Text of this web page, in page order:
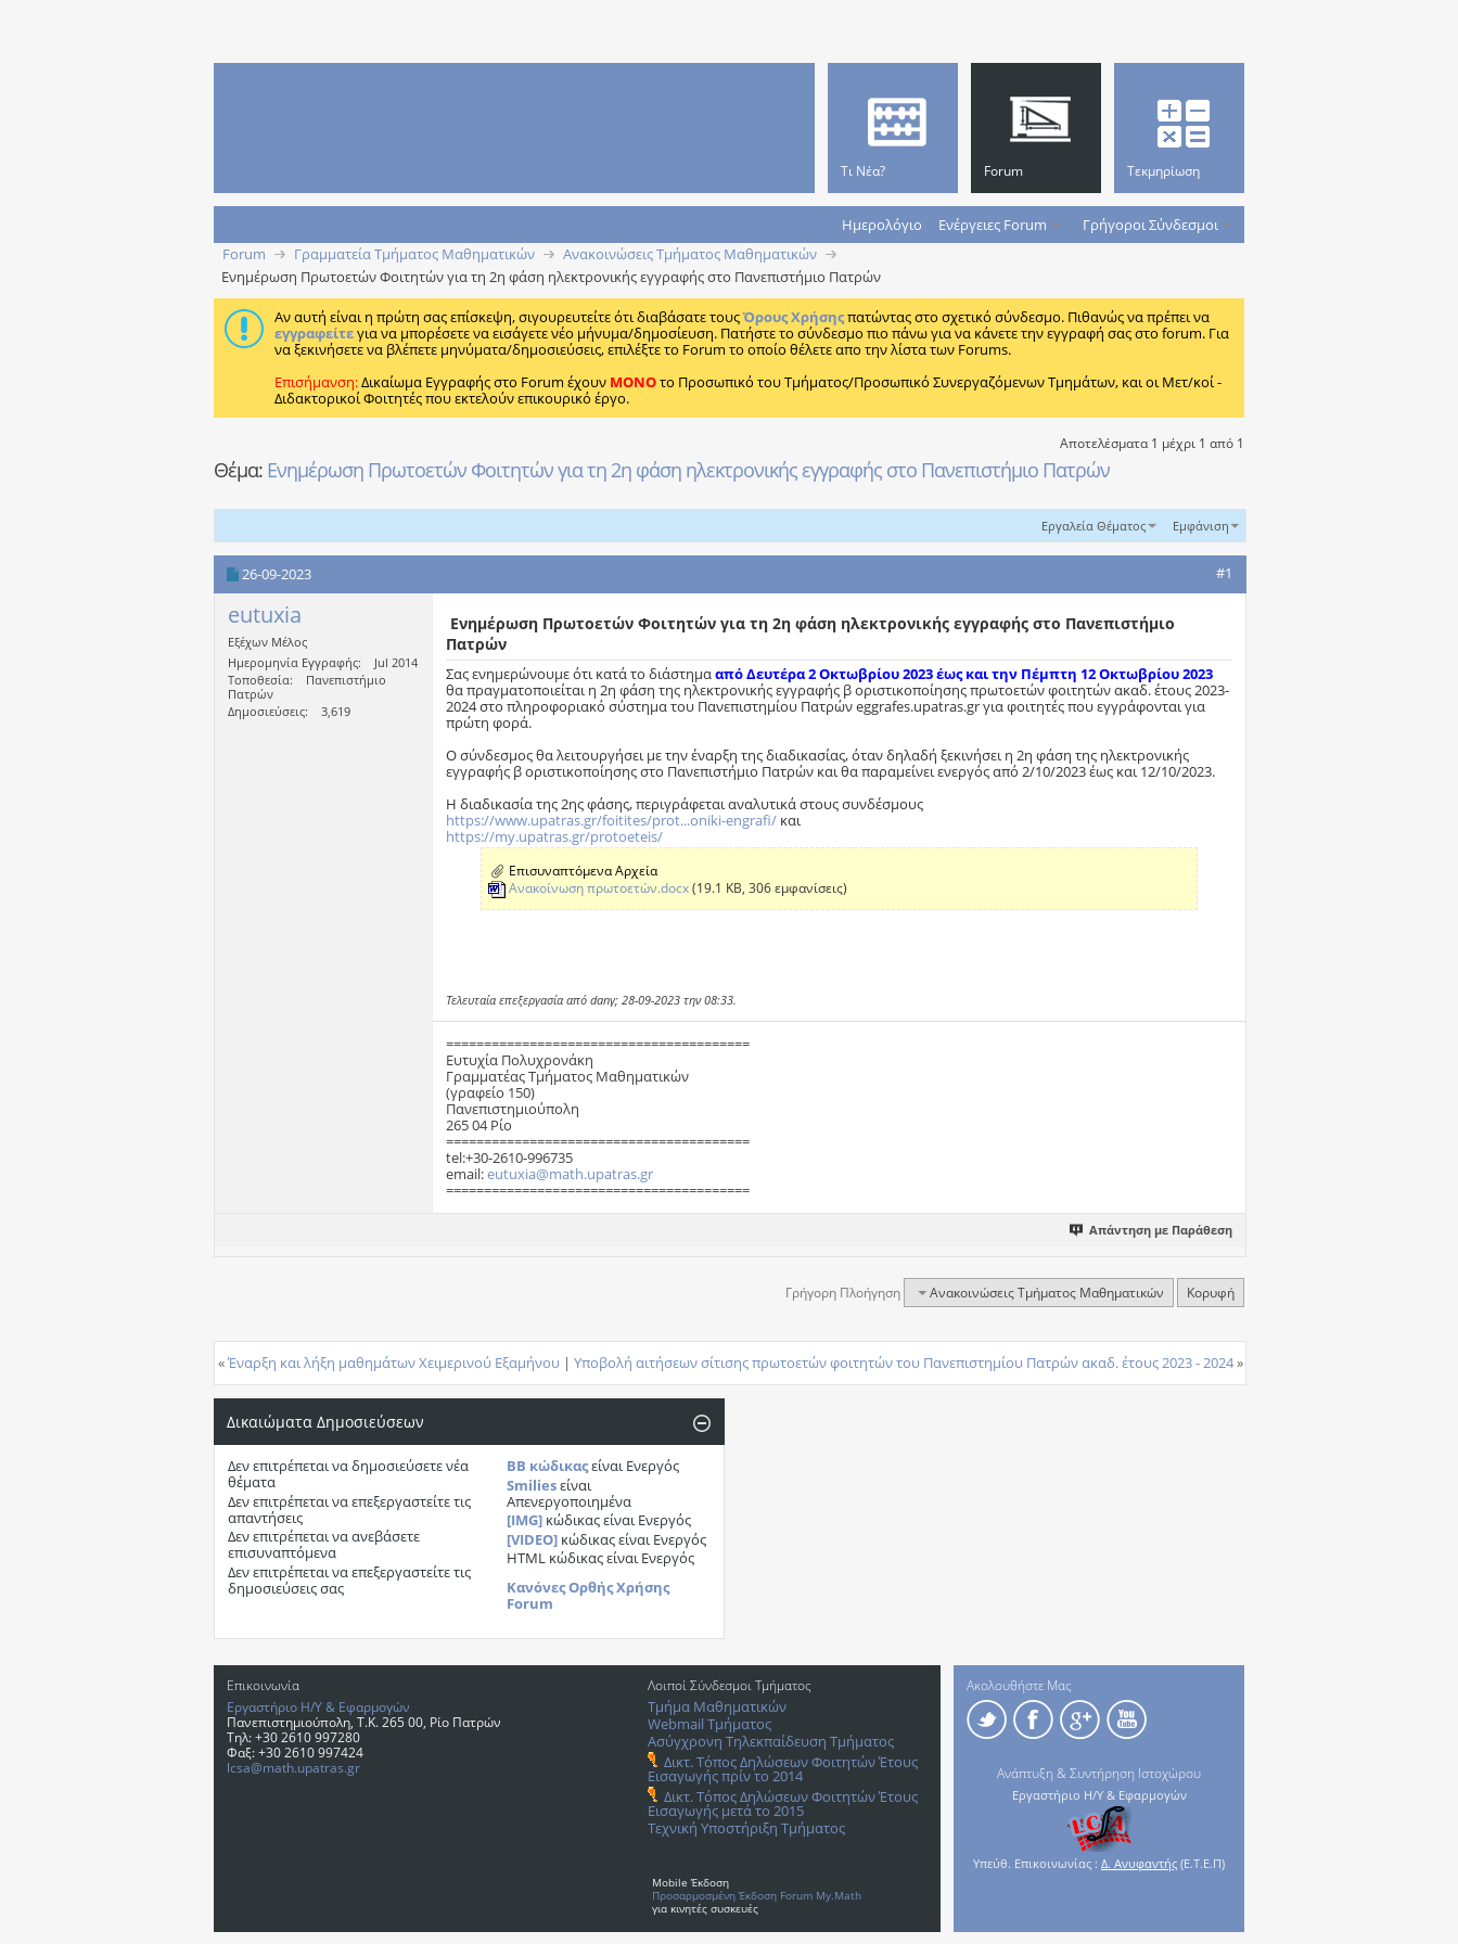
Τι Νέα? Forum
Ημερολόγιο Ενέργειες Forum Γρήγοροι Σύνδεσμοι
Τεκμηρίωση
Forum Γραμματεία Τμήματος Μαθηματικών
Ανακοινώσεις Τμήματος Μαθηματικών
Ενημέρωση Πρωτοετών Φοιτητών για τη 2η φάση ηλεκτρονικής εγγραφής στο Πανεπιστήμιο Πατρών
Αν αυτή είναι η πρώτη σας επίσκεψη, σιγουρευτείτε ότι διαβάσατε τουςΌρους Χρήσηςπατώντας στο σχετικό σύνδεσμο. Πιθανώς να πρέπει να
εγγραφείτεγια να μπορέσετε να εισάγετε νέο μήνυμα/δημοσίευση. Πατήστε το σύνδεσμο πιο πάνω για να κάνετε την εγγραφή σας στο forum. Για
να ξεκινήσετε να βλέπετε μηνύματα/δημοσιεύσεις, επιλέξτε το Forum το οποίο θέλετε απο την λίστα των Forums.
Επισήμανση:Δικαίωμα Εγγραφής στο Forum έχουν MONOτο Προσωπικό του Τμήματος/Προσωπικό Συνεργαζόμενων Τμημάτων, και οι Μετ/κοί -
Διδακτορικοί Φοιτητές που εκτελούν επικουρικό έργο.
Αποτελέσματα 1 μέχρι 1 από 1
Θέμα: Ενημέρωση Πρωτοετών Φοιτητών για τη 2η φάση ηλεκτρονικής εγγραφής στο Πανεπιστήμιο Πατρών
Εργαλεία Θέματος Εμφάνιση
26-09-2023 #1
eutuxia
Εξέχων Μέλος
Ημερομηνία Εγγραφής
Jul 2014
Τοποθεσία
Πανεπιστήμιο
Πατρών
Δημοσιεύσεις
3,619
Ενημέρωση Πρωτοετών Φοιτητών για τη 2η φάση ηλεκτρονικής εγγραφής στο Πανεπιστήμιο
Πατρών
Σας ενημερώνουμε ότι κατά το διάστημααπό Δευτέρα 2 Οκτωβρίου 2023 έως και την Πέμπτη 12 Οκτωβρίου 2023
θα πραγματοποιείται η 2η φάση της ηλεκτρονικής εγγραφής β οριστικοποίησης πρωτοετών φοιτητών ακαδ. έτους 2023-
2024 στο πληροφοριακό σύστημα του Πανεπιστημίου Πατρών eggrafes.upatras.gr για φοιτητές που εγγράφονται για
πρώτη φορά.
Ο σύνδεσμος θα λειτουργήσει με την έναρξη της διαδικασίας, όταν δηλαδή ξεκινήσει η 2η φάση της ηλεκτρονικής
εγγραφής β οριστικοποίησης στο Πανεπιστήμιο Πατρών και θα παραμείνει ενεργός από 2/10/2023 έως και 12/10/2023.
Η διαδικασία της 2ης φάσης, περιγράφεται αναλυτικά στους συνδέσμους
https://www.upatras.gr/foitites/prot...oniki-engrafi/ και
https://my.upatras.gr/protoeteis/
Επισυναπτόμενα Αρχεία
Ανακοίνωση πρωτοετών.docx‎(19.1 KB, 306 εμφανίσεις)
Τελευταία επεξεργασία από dany; 28-09-2023 την08:33.
========================================
Ευτυχία Πολυχρονάκη
Γραμματέας Τμήματος Μαθηματικών
(γραφείο 150)
Πανεπιστημιούπολη
265 04 Ρίο
========================================
tel:+30-2610-996735
email:eutuxia@math.upatras.gr
========================================
Απάντηση με Παράθεση
Γρήγορη Πλοήγηση Ανακοινώσεις Τμήματος Μαθηματικών Κορυφή
«Έναρξη και λήξη μαθημάτων Χειμερινού Εξαμήνου| Υποβολή αιτήσεων σίτισης πρωτοετών φοιτητών του Πανεπιστημίου Πατρών ακαδ. έτους 2023 - 2024»
Δικαιώματα Δημοσιεύσεων
Δεν επιτρέπεταινα δημοσιεύσετε νέα
θέματα
Δεν επιτρέπεταινα επεξεργαστείτε τις
απαντήσεις
Δεν επιτρέπεταινα ανεβάσετε
επισυναπτόμενα
Δεν επιτρέπεται να επεξεργαστείτε τις
δημοσιεύσεις σας
BB κώδικαςείναιΕνεργός
Smiliesείναι
Απενεργοποιημένα
[IMG]κώδικας είναιΕνεργός
[VIDEO]κώδικας είναι Ενεργός
HTML κώδικας είναιΕνεργός
Κανόνες Ορθής Χρήσης
Forum
Επικοινωνία
Εργαστήριο Η/Υ & Εφαρμογών
Πανεπιστημιούπολη, T.K. 265 00, Ρίο Πατρών
Τηλ: +30 2610 997280
Φαξ: +30 2610 997424
lcsa@math.upatras.gr
Λοιποί Σύνδεσμοι Τμήματος
Τμήμα Μαθηματικών
Webmail Τμήματος
Ασύγχρονη Τηλεκπαίδευση Τμήματος
Δικτ. Τόπος Δηλώσεων Φοιτητών Έτους
Εισαγωγής πρίν το 2014
Δικτ. Τόπος Δηλώσεων Φοιτητών Έτους
Εισαγωγής μετά το 2015
Τεχνική Υποστήριξη Τμήματος
Mobile Έκδοση
Προσαρμοσμένη Έκδοση Forum My.Math
για κινητές συσκευές
Ακολουθήστε Μας
Ανάπτυξη & Συντήρηση Ιστοχώρου
Εργαστήριο Η/Υ & Εφαρμογών
Υπεύθ. Επικοινωνίας : Δ. Ανυφαντής (Ε.Τ.Ε.Π)